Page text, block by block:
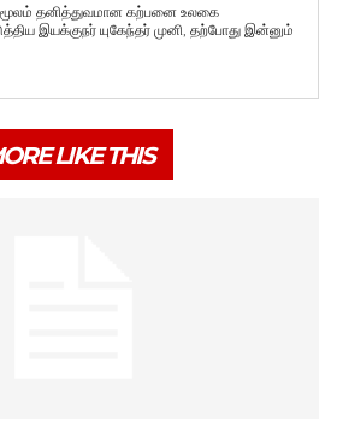
மூலம் தனித்துவமான கற்பனை உலகை
இயக்குநர் யுகேந்தர் முனி, தற்போது இன்னும்
LIKE THIS